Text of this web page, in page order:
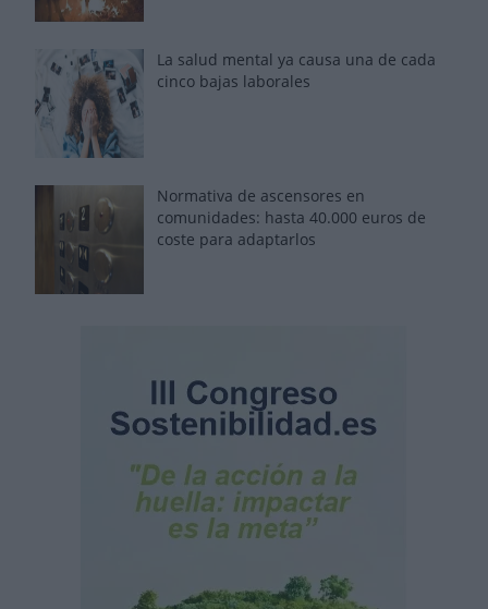
La salud mental ya causa una de cada
cinco bajas laborales
Normativa de ascensores en
comunidades: hasta 40.000 euros de
coste para adaptarlos